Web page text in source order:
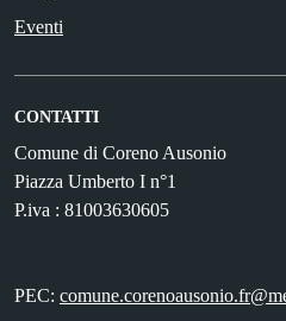
Eventi
CONTATTI
Comune di Coreno Ausonio
Piazza Umberto I n°1
P.iva : 81003630605
PEC: